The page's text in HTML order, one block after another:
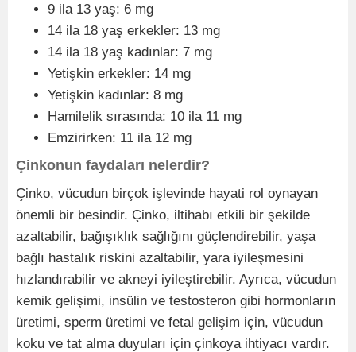
9 ila 13 yaş: 6 mg
14 ila 18 yaş erkekler: 13 mg
14 ila 18 yaş kadınlar: 7 mg
Yetişkin erkekler: 14 mg
Yetişkin kadınlar: 8 mg
Hamilelik sırasında: 10 ila 11 mg
Emzirirken: 11 ila 12 mg
Çinkonun faydaları nelerdir?
Çinko, vücudun birçok işlevinde hayati rol oynayan
önemli bir besindir. Çinko, iltihabı etkili bir şekilde
azaltabilir, bağışıklık sağlığını güçlendirebilir, yaşa
bağlı hastalık riskini azaltabilir, yara iyileşmesini
hızlandırabilir ve akneyi iyileştirebilir. Ayrıca, vücudun
kemik gelişimi, insülin ve testosteron gibi hormonların
üretimi, sperm üretimi ve fetal gelişim için, vücudun
koku ve tat alma duyuları için çinkoya ihtiyacı vardır.